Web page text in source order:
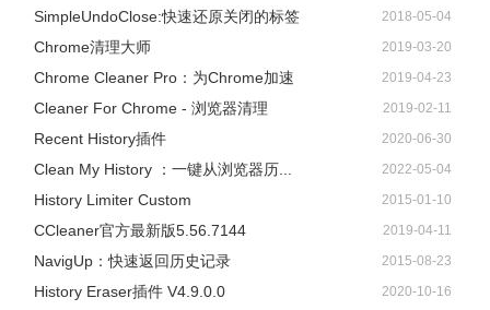
SimpleUndoClose:快速还原关闭的标签 2018-05-04
Chrome清理大师 2019-03-20
Chrome Cleaner Pro：为Chrome加速 2019-04-23
Cleaner For Chrome - 浏览器清理 2019-02-11
Recent History插件 2020-06-30
Clean My History ：一键从浏览器历... 2022-05-04
History Limiter Custom 2015-01-10
CCleaner官方最新版5.56.7144 2019-04-11
NavigUp：快速返回历史记录 2015-08-23
History Eraser插件 V4.9.0.0 2020-10-16